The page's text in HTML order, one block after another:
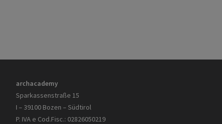
archacademy
Sparkassenstraße 15
I – 39100 Bozen – Südtirol
P. IVA e Cod.Fisc.: 02826050219